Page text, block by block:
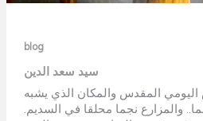
blog
سيد سعد الدين
المقدس والمكان الذي يشبه
والمزارع نجما محلقا في السديم.